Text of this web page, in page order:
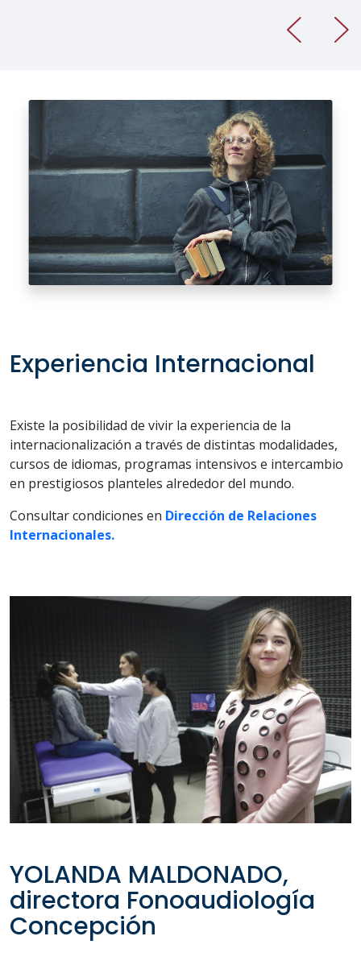
Experiencia Internacional
Existe la posibilidad de vivir la experiencia de la
internacionalización a través de distintas modalidades,
cursos de idiomas, programas intensivos e intercambio
en prestigiosos planteles alrededor del mundo.
Consultar condiciones en Dirección de Relaciones
Internacionales.
YOLANDA MALDONADO,
directora Fonoaudiología
Concepción